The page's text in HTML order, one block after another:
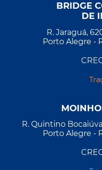
BRIDGE
DE
R. Jaraguá,
Porto Alegre -
R. Quintino
Porto Alegre -